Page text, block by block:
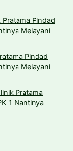
Pratama Pindad
Melayani
Pindad
Melayani
Pratama
1 Nantinya